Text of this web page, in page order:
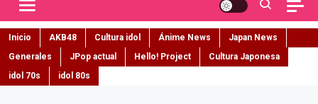
Inicio AKB48 Cultura idol Ánime News
Japan News
Generales
JPop actual Hello! Project
Cultura Japonesa
idol 70s
idol 80s